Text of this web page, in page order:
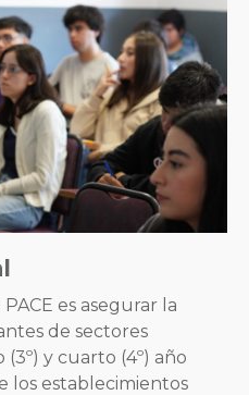
es asegurar la
de sectores
y cuarto (4º) año
los establecimientos